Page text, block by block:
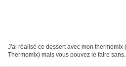
J'ai réalisé ce dessert avec mon thermomix
Thermomix) mais vous pouvez le faire